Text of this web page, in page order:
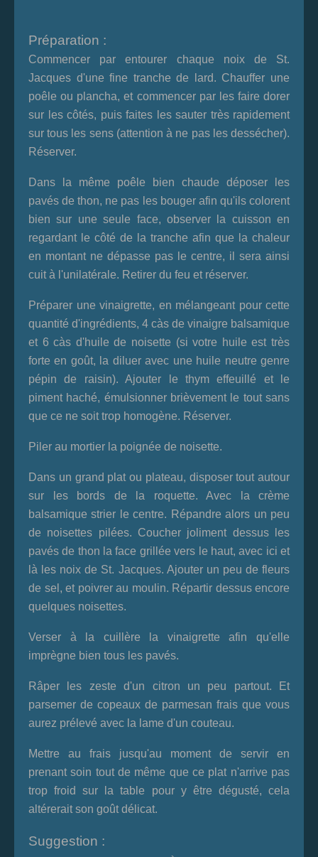
Préparation :
Commencer par entourer chaque noix de St.
Jacques d'une fine tranche de lard. Chauffer une
poêle ou plancha, et commencer par les faire dorer
sur les côtés, puis faites les sauter très rapidement
sur tous les sens (attention à ne pas les dessécher).
Réserver.
Dans la même poêle bien chaude déposer les
pavés de thon, ne pas les bouger afin qu'ils colorent
bien sur une seule face, observer la cuisson en
regardant le côté de la tranche afin que la chaleur
en montant ne dépasse pas le centre, il sera ainsi
cuit à l'unilatérale. Retirer du feu et réserver.
Préparer une vinaigrette, en mélangeant pour cette
quantité d'ingrédients, 4 càs de vinaigre balsamique
et 6 càs d'huile de noisette (si votre huile est très
forte en goût, la diluer avec une huile neutre genre
pépin de raisin). Ajouter le thym effeuillé et le
piment haché, émulsionner brièvement le tout sans
que ce ne soit trop homogène. Réserver.
Piler au mortier la poignée de noisette.
Dans un grand plat ou plateau, disposer tout autour
sur les bords de la roquette. Avec la crème
balsamique strier le centre. Répandre alors un peu
de noisettes pilées. Coucher joliment dessus les
pavés de thon la face grillée vers le haut, avec ici et
là les noix de St. Jacques. Ajouter un peu de fleurs
de sel, et poivrer au moulin. Répartir dessus encore
quelques noisettes.
Verser à la cuillère la vinaigrette afin qu'elle
imprègne bien tous les pavés.
Râper les zeste d'un citron un peu partout. Et
parsemer de copeaux de parmesan frais que vous
aurez prélevé avec la lame d'un couteau.
Mettre au frais jusqu'au moment de servir en
prenant soin tout de même que ce plat n'arrive pas
trop froid sur la table pour y être dégusté, cela
altérerait son goût délicat.
Suggestion :